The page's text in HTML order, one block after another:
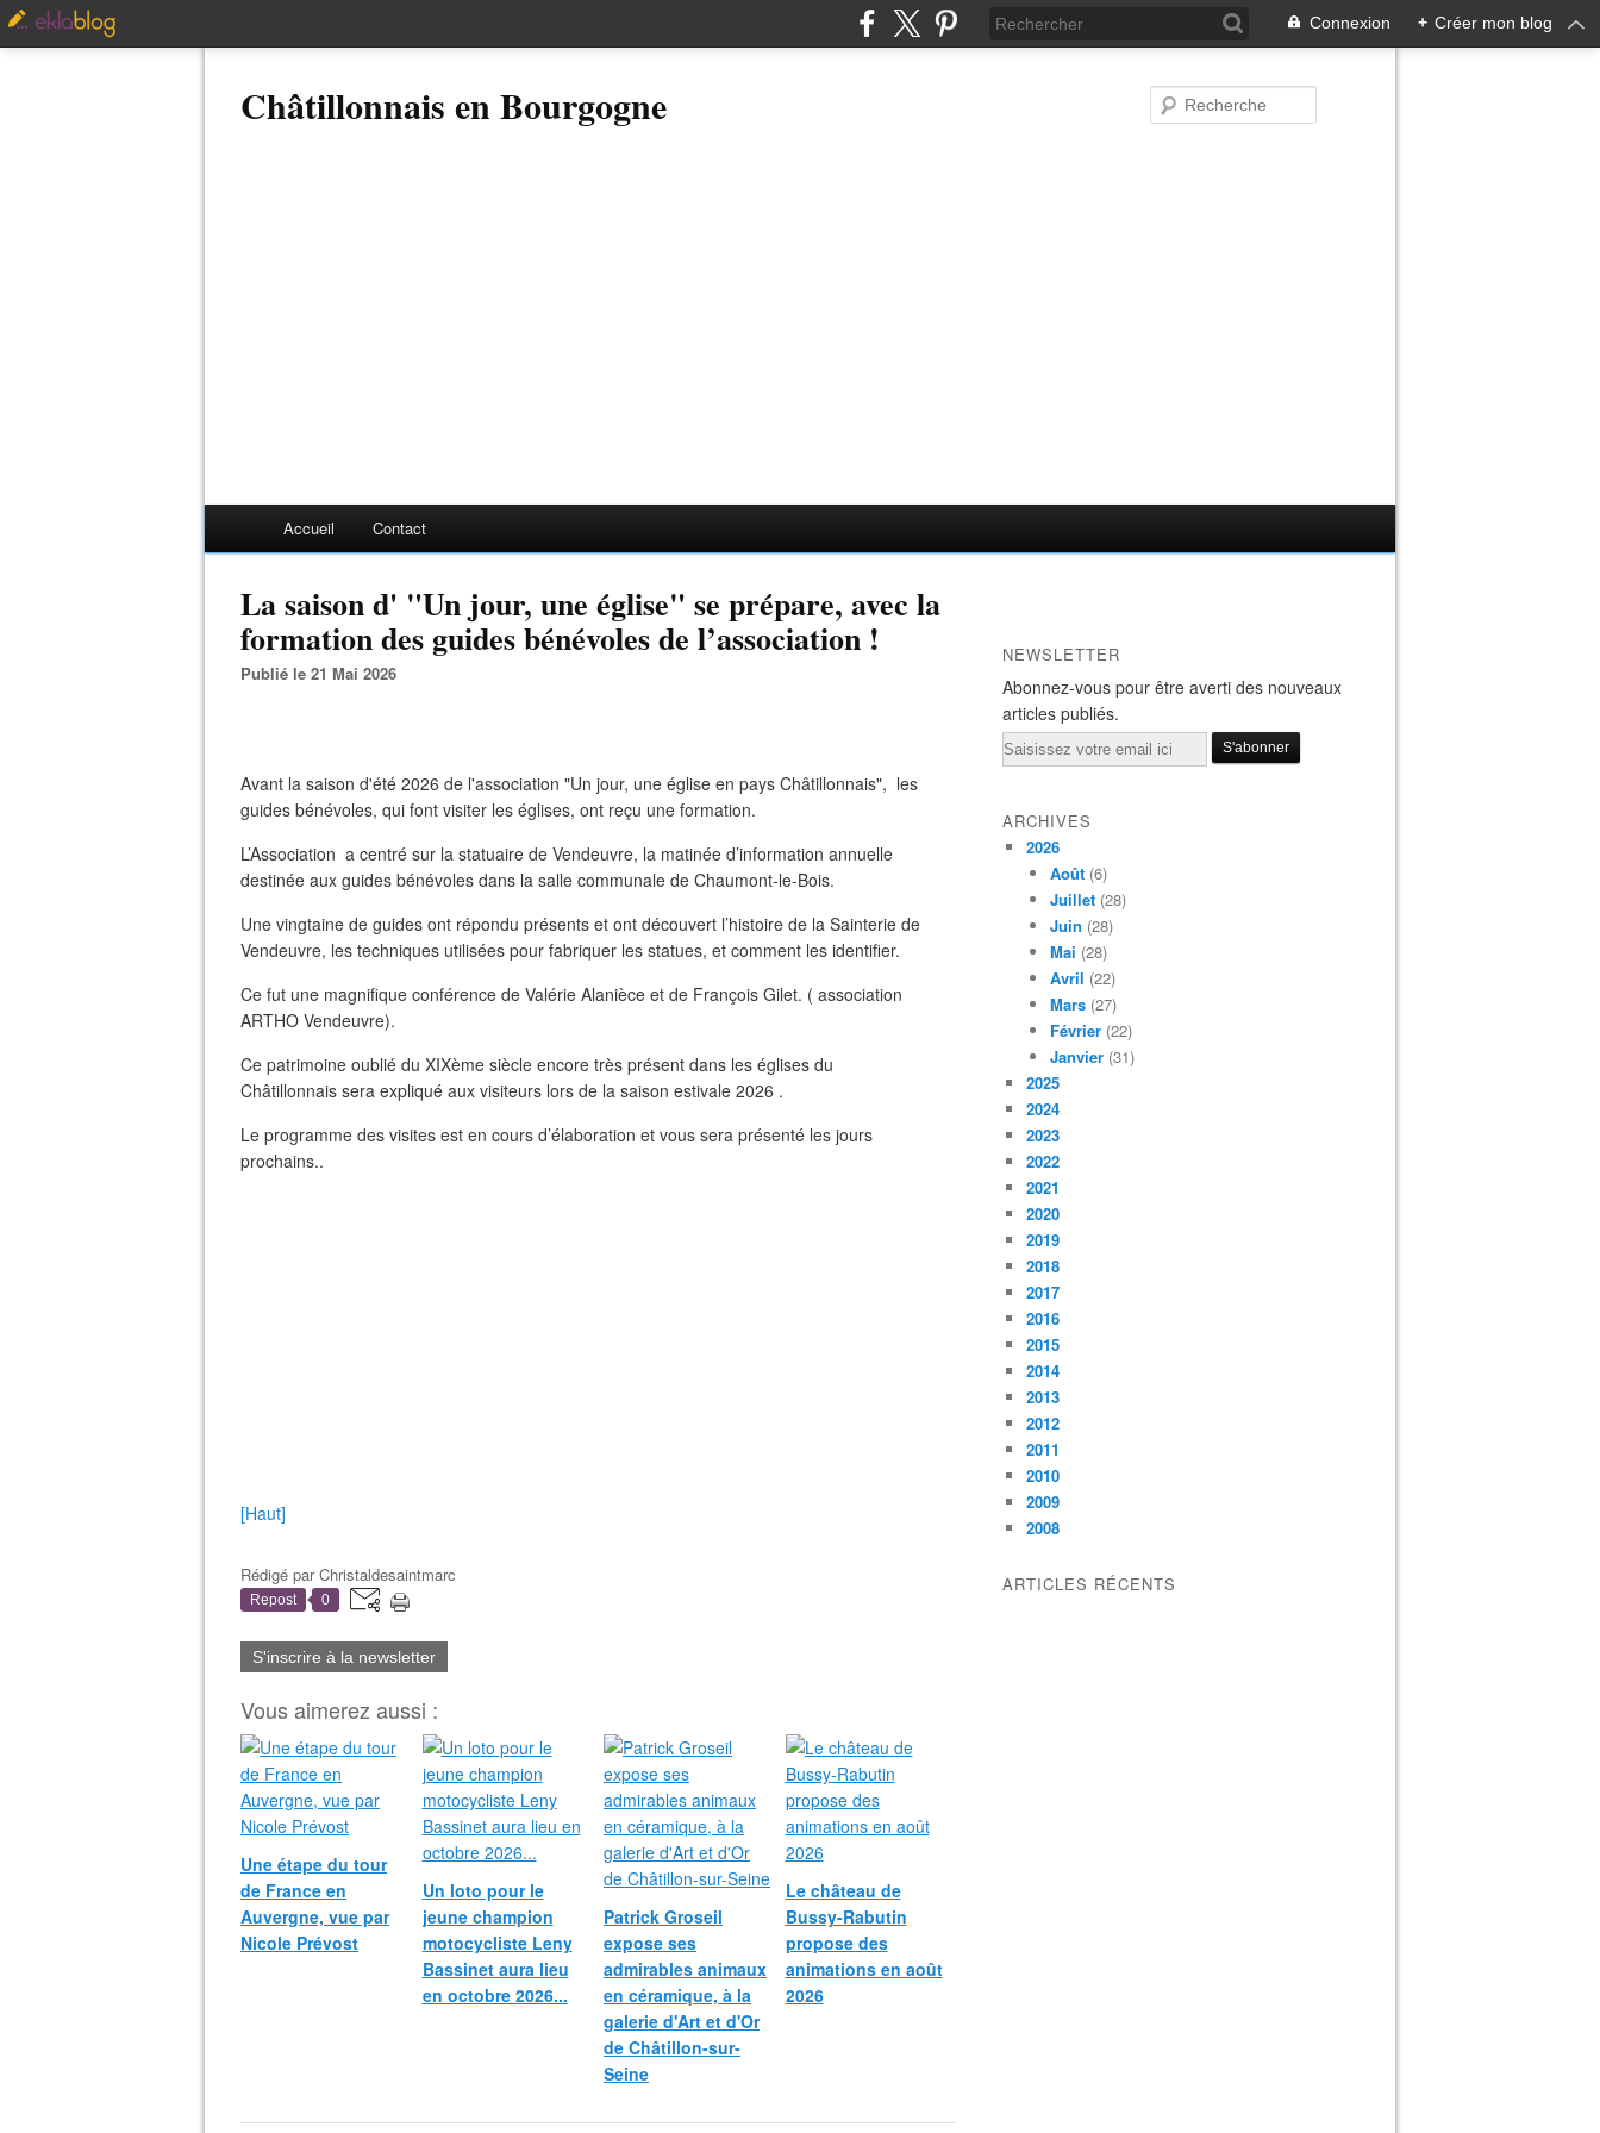
Connexion + Créer mon blog
Châtillonnais en Bourgogne
Accueil Contact
La saison d' "Un jour, une église" se prépare, avec la
formation des guides bénévoles de l’association !
Publié le 21 Mai 2026
Avant la saison d'été 2026 de l'association "Un jour, une église en pays Châtillonnais", les
guides bénévoles, qui font visiter les églises, ont reçu une formation.
L’Association a centré sur la statuaire de Vendeuvre, la matinée d’information annuelle
destinée aux guides bénévoles dans la salle communale de Chaumont-le-Bois.
Une vingtaine de guides ont répondu présents et ont découvert l’histoire de la Sainterie de
Vendeuvre, les techniques utilisées pour fabriquer les statues, et comment les identifier.
Ce fut une magnifique conférence de Valérie Alanièce et de François Gilet. ( association
ARTHO Vendeuvre).
Ce patrimoine oublié du XIXème siècle encore très présent dans les églises du
Châtillonnais sera expliqué aux visiteurs lors de la saison estivale 2026 .
Le programme des visites est en cours d’élaboration et vous sera présenté les jours
prochains..
[Haut]
Rédigé parChristaldesaintmarc
Repost 0
S'inscrire à la newsletter
Vous aimerez aussi :
Une étape du tour
de France en
Auvergne, vue par
Nicole Prévost
Un loto pour le
jeune champion
motocycliste Leny
Bassinet aura lieu
en octobre 2026...
Patrick Groseil
expose ses
admirables animaux
en céramique, à la
galerie d'Art et d'Or
de Châtillon-sur-
Seine
Le château de
Bussy-Rabutin
propose des
animations en août
2026
NEWSLETTER
Abonnez-vous pour être averti des nouveaux
articles publiés.
Email
ARCHIVES
2026
Août (6)
Juillet (28)
Juin (28)
Mai (28)
Avril (22)
Mars (27)
Février (22)
Janvier (31)
2025
2024
2023
2022
2021
2020
2019
2018
2017
2016
2015
2014
2013
2012
2011
2010
2009
2008
ARTICLES RÉCENTS